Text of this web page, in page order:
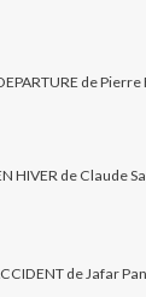
de
HIVER de Claude
de Jafar